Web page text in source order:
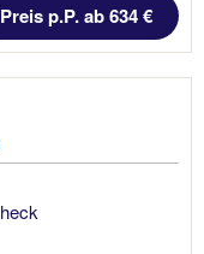
Preis p.P. ab 634 €